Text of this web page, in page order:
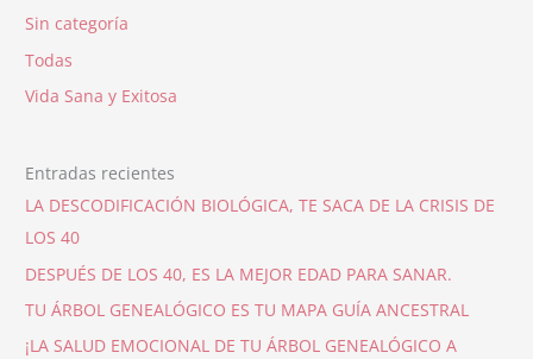
Sin categoría
Todas
Vida Sana y Exitosa
Entradas recientes
LA DESCODIFICACIÓN BIOLÓGICA, TE SACA DE LA CRISIS DE
LOS 40
DESPUÉS DE LOS 40, ES LA MEJOR EDAD PARA SANAR.
TU ÁRBOL GENEALÓGICO ES TU MAPA GUÍA ANCESTRAL
¡LA SALUD EMOCIONAL DE TU ÁRBOL GENEALÓGICO A